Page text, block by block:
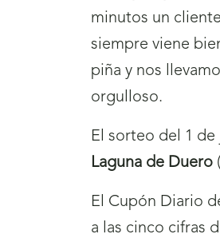
minutos un
siempre viene
piña y nos
orgulloso.
El sorteo del 1 de
Laguna de Duero
El Cupón Diario
a las cinco cifras